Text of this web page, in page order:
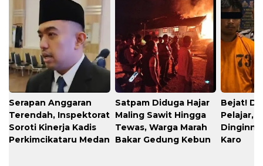
Serapan Anggaran
Terendah, Inspektorat
Soroti Kinerja Kadis
Perkimcikataru Medan
​Satpam Diduga Hajar
Maling Sawit Hingga
Tewas, Warga Marah
Bakar Gedung Kebun
​Bejat!
Pelajar,
Karo